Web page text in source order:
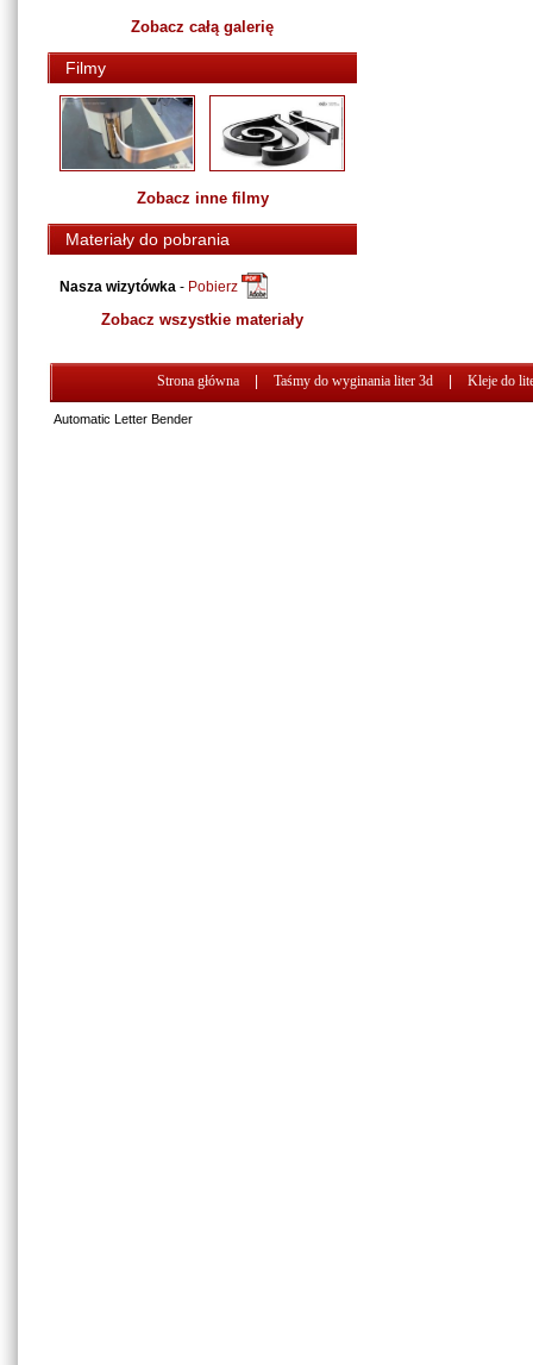
Zobacz całą galerię
Filmy
Zobacz inne filmy
Materiały do pobrania
Nasza wizytówka - Pobierz
Zobacz wszystkie materiały
Strona główna Taśmy do wyginania liter 3d Kleje do
Automatic Letter Bender